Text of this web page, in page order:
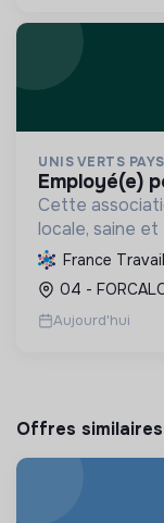
UNIS VERTS
employé(e)
Cette
locale, saine
producteurs,
dynamise
directe de
France Travail
04 -
Aujourd'hui
Offres